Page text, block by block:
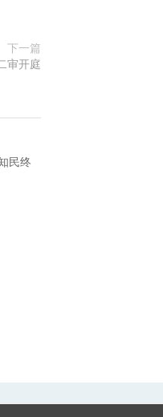
下一篇
审开庭
民终